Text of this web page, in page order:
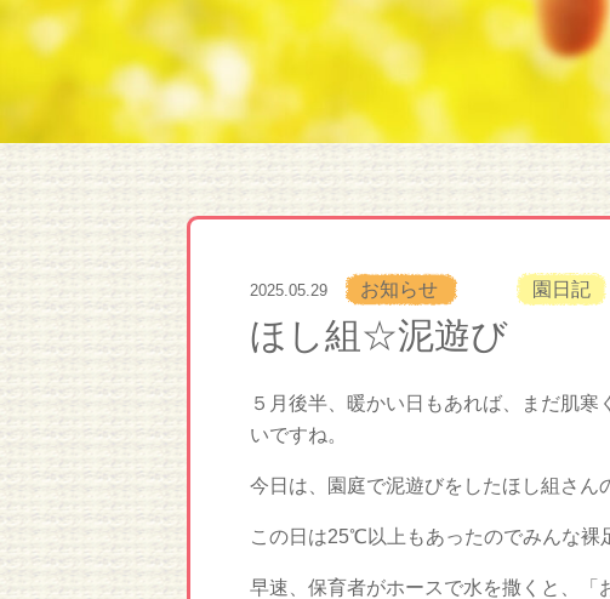
2025.05.29 お知らせ 園日記
ほし組☆泥遊び
５月後半、暖かい日もあれば、まだ肌
いですね。
今日は、園庭で泥遊びをしたほし組さん
この日は25℃以上もあったのでみんな裸
早速、保育者がホースで水を撒くと、「